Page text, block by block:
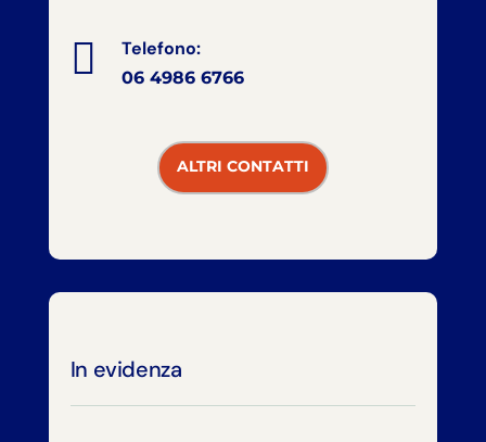
 Telefono:
06 4986 6766
ALTRI CONTATTI
In evidenza